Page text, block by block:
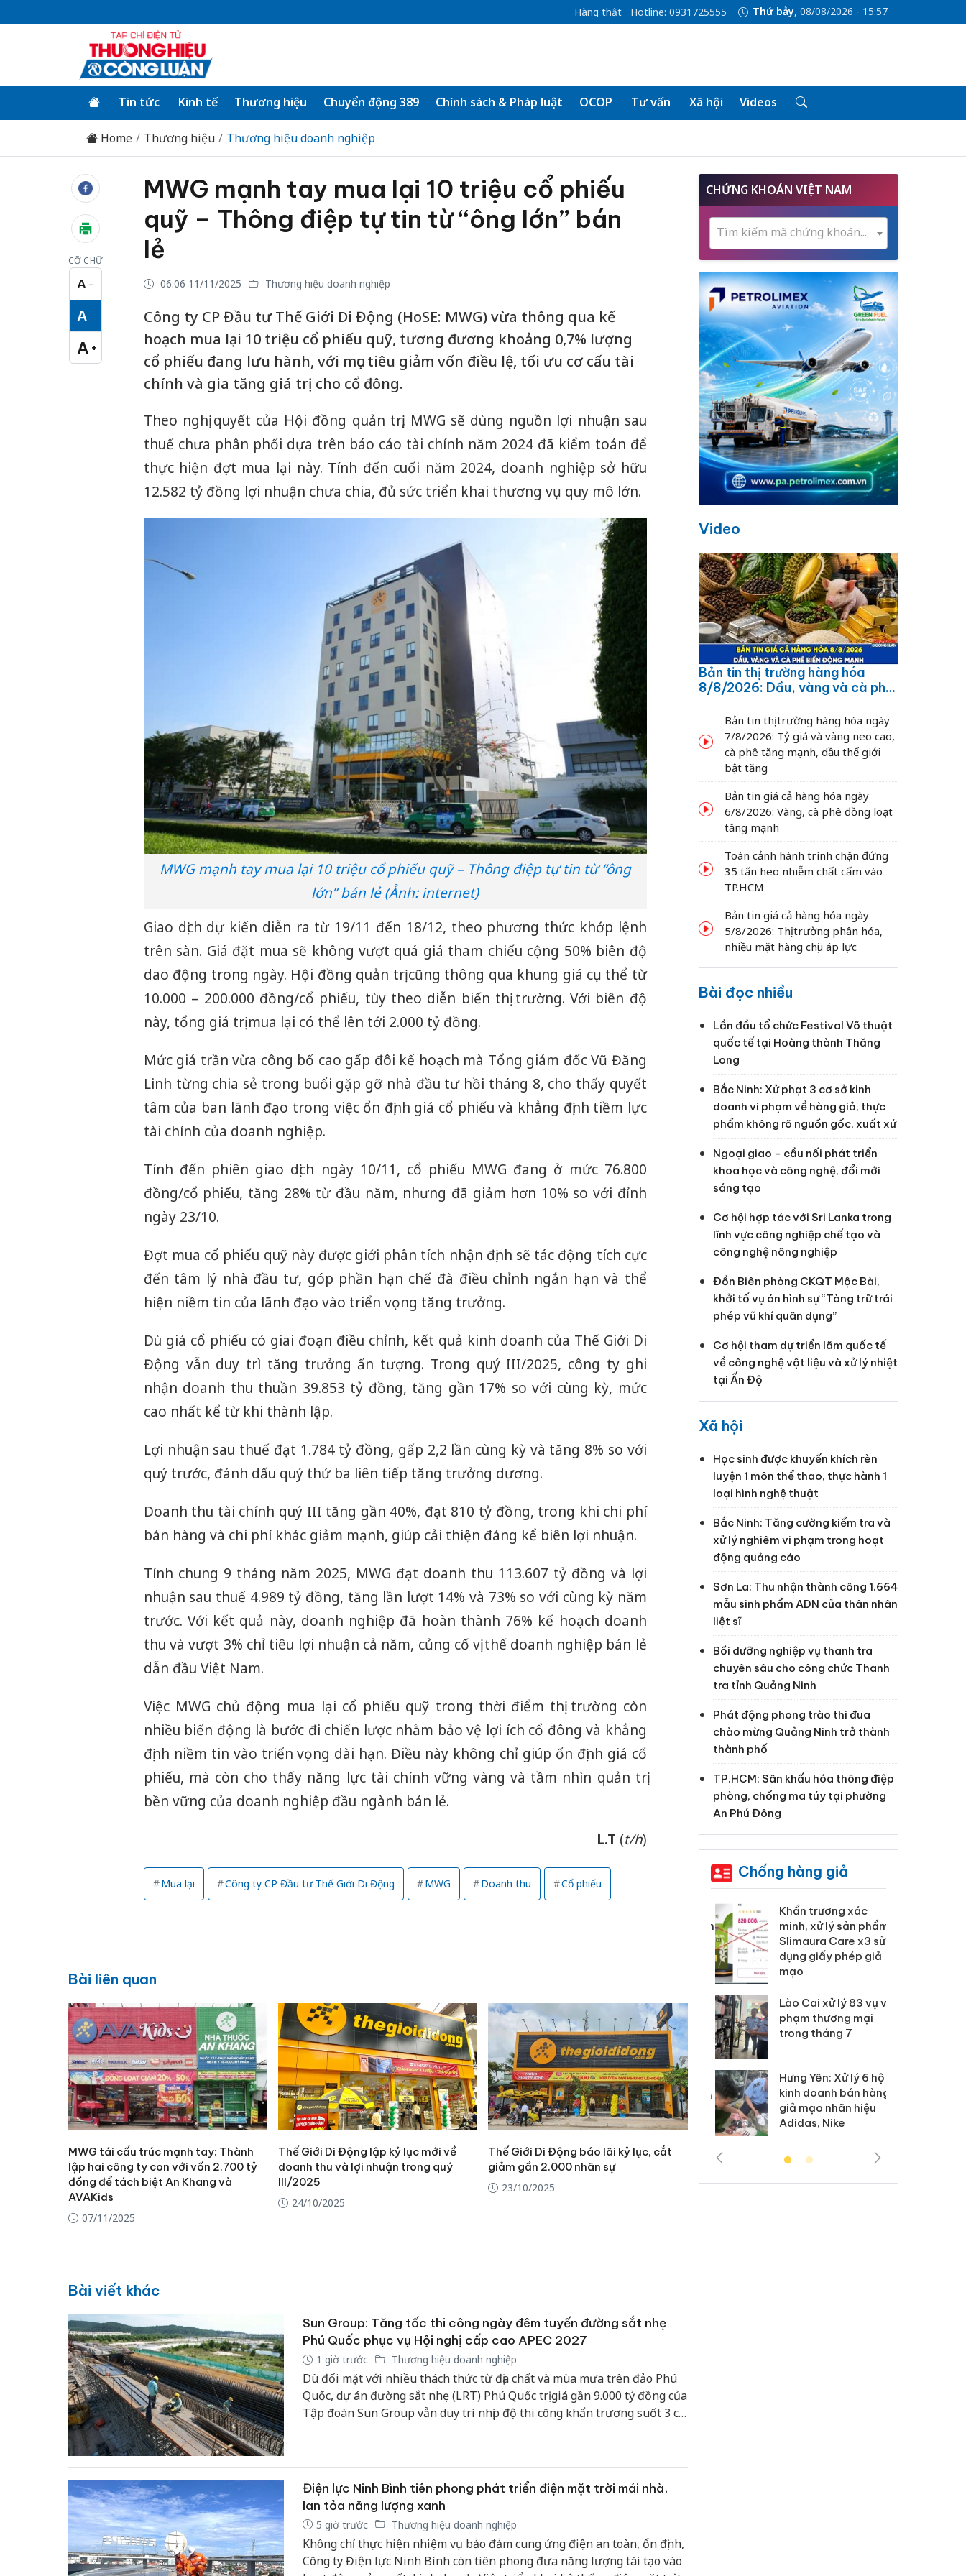
Hàng thật Hotline: 0931725555 Thứ bảy, 08/08/2026 - 15:57
Tin tức Kinh tế Thương hiệu Chuyển động 389 Chính sách & Pháp luật OCOP Tư vấn Xã hội Videos
Home Thương hiệu Thương hiệu doanh nghiệp
CỠ CHỮ
A −
Cỡ chữ nhỏ
A
Cỡ chữ vừa
A +
Cỡ chữ lớn
MWG mạnh tay mua lại 10 triệu cổ phiếu
quỹ – Thông điệp tự tin từ “ông lớn” bán
lẻ
06:06 11/11/2025 Thương hiệu doanh nghiệp
Công ty CP Đầu tư Thế Giới Di Động (HoSE: MWG) vừa thông qua kế
hoạch mua lại 10 triệu cổ phiếu quỹ, tương đương khoảng 0,7% lượng
cổ phiếu đang lưu hành, với mục tiêu giảm vốn điều lệ, tối ưu cơ cấu tài
chính và gia tăng giá trị cho cổ đông.
Theo nghị quyết của Hội đồng quản trị, MWG sẽ dùng nguồn lợi nhuận sau
thuế chưa phân phối dựa trên báo cáo tài chính năm 2024 đã kiểm toán để
thực hiện đợt mua lại này. Tính đến cuối năm 2024, doanh nghiệp sở hữu
12.582 tỷ đồng lợi nhuận chưa chia, đủ sức triển khai thương vụ quy mô lớn.
MWG mạnh tay mua lại 10 triệu cổ phiếu quỹ – Thông điệp tự tin từ “ông
lớn” bán lẻ (Ảnh: internet)
Giao dịch dự kiến diễn ra từ 19/11 đến 18/12, theo phương thức khớp lệnh
trên sàn. Giá đặt mua sẽ không vượt quá giá tham chiếu cộng 50% biên độ
dao động trong ngày. Hội đồng quản trị cũng thông qua khung giá cụ thể từ
10.000 – 200.000 đồng/cổ phiếu, tùy theo diễn biến thị trường. Với biên độ
này, tổng giá trị mua lại có thể lên tới 2.000 tỷ đồng.
Mức giá trần vừa công bố cao gấp đôi kế hoạch mà Tổng giám đốc Vũ Đăng
Linh từng chia sẻ trong buổi gặp gỡ nhà đầu tư hồi tháng 8, cho thấy quyết
tâm của ban lãnh đạo trong việc ổn định giá cổ phiếu và khẳng định tiềm lực
tài chính của doanh nghiệp.
Tính đến phiên giao dịch ngày 10/11, cổ phiếu MWG đang ở mức 76.800
đồng/cổ phiếu, tăng 28% từ đầu năm, nhưng đã giảm hơn 10% so với đỉnh
ngày 23/10.
Đợt mua cổ phiếu quỹ này được giới phân tích nhận định sẽ tác động tích cực
đến tâm lý nhà đầu tư, góp phần hạn chế đà điều chỉnh ngắn hạn và thể
hiện niềm tin của lãnh đạo vào triển vọng tăng trưởng.
Dù giá cổ phiếu có giai đoạn điều chỉnh, kết quả kinh doanh của Thế Giới Di
Động vẫn duy trì tăng trưởng ấn tượng. Trong quý III/2025, công ty ghi
nhận doanh thu thuần 39.853 tỷ đồng, tăng gần 17% so với cùng kỳ, mức
cao nhất kể từ khi thành lập.
Lợi nhuận sau thuế đạt 1.784 tỷ đồng, gấp 2,2 lần cùng kỳ và tăng 8% so với
quý trước, đánh dấu quý thứ ba liên tiếp tăng trưởng dương.
Doanh thu tài chính quý III tăng gần 40%, đạt 810 tỷ đồng, trong khi chi phí
bán hàng và chi phí khác giảm mạnh, giúp cải thiện đáng kể biên lợi nhuận.
Tính chung 9 tháng năm 2025, MWG đạt doanh thu 113.607 tỷ đồng và lợi
nhuận sau thuế 4.989 tỷ đồng, tăng lần lượt 14% và 73% so với cùng kỳ năm
trước. Với kết quả này, doanh nghiệp đã hoàn thành 76% kế hoạch doanh
thu và vượt 3% chỉ tiêu lợi nhuận cả năm, củng cố vị thế doanh nghiệp bán lẻ
dẫn đầu Việt Nam.
Việc MWG chủ động mua lại cổ phiếu quỹ trong thời điểm thị trường còn
nhiều biến động là bước đi chiến lược nhằm bảo vệ lợi ích cổ đông và khẳng
định niềm tin vào triển vọng dài hạn. Điều này không chỉ giúp ổn định giá cổ
phiếu, mà còn cho thấy năng lực tài chính vững vàng và tầm nhìn quản trị
bền vững của doanh nghiệp đầu ngành bán lẻ.
L.T (t/h)
Mua lại Công ty CP Đầu tư Thế Giới Di Động MWG Doanh thu Cổ phiếu
Bài liên quan
MWG tái cấu trúc mạnh tay: Thành
lập hai công ty con với vốn 2.700 tỷ
đồng để tách biệt An Khang và
AVAKids
07/11/2025
Thế Giới Di Động lập kỷ lục mới về
doanh thu và lợi nhuận trong quý
III/2025
24/10/2025
Thế Giới Di Động báo lãi kỷ lục, cắt
giảm gần 2.000 nhân sự
23/10/2025
Bài viết khác
Sun Group: Tăng tốc thi công ngày đêm tuyến đường sắt nhẹ
Phú Quốc phục vụ Hội nghị cấp cao APEC 2027
1 giờ trước Thương hiệu doanh nghiệp
Dù đối mặt với nhiều thách thức từ địa chất và mùa mưa trên đảo Phú
Quốc, dự án đường sắt nhẹ (LRT) Phú Quốc trị giá gần 9.000 tỷ đồng của
Tập đoàn Sun Group vẫn duy trì nhịp độ thi công khẩn trương suốt 3 ca
đích vào giữa năm 2027, kết nối chuỗi hạ tầng phục vụ Hội nghị cấp cao
APEC 2027.
Điện lực Ninh Bình tiên phong phát triển điện mặt trời mái nhà,
lan tỏa năng lượng xanh
5 giờ trước Thương hiệu doanh nghiệp
Không chỉ thực hiện nhiệm vụ bảo đảm cung ứng điện an toàn, ổn định,
Công ty Điện lực Ninh Bình còn tiên phong đưa năng lượng tái tạo vào
CHỨNG KHOÁN VIỆT NAM
Tìm kiếm mã chứng khoán...
Video
Bản tin thị trường hàng hóa
8/8/2026: Dầu, vàng và cà phê
Bản tin thị trường hàng hóa ngày
7/8/2026: Tỷ giá và vàng neo cao,
cà phê tăng mạnh, dầu thế giới
bật tăng
Bản tin giá cả hàng hóa ngày
6/8/2026: Vàng, cà phê đồng loạt
tăng mạnh
Toàn cảnh hành trình chặn đứng
35 tấn heo nhiễm chất cấm vào
TP.HCM
Bản tin giá cả hàng hóa ngày
5/8/2026: Thị trường phân hóa,
nhiều mặt hàng chịu áp lực
Bài đọc nhiều
Lần đầu tổ chức Festival Võ thuật
quốc tế tại Hoàng thành Thăng
Long
Bắc Ninh: Xử phạt 3 cơ sở kinh
doanh vi phạm về hàng giả, thực
phẩm không rõ nguồn gốc, xuất xứ
Ngoại giao - cầu nối phát triển
khoa học và công nghệ, đổi mới
sáng tạo
Cơ hội hợp tác với Sri Lanka trong
lĩnh vực công nghiệp chế tạo và
công nghệ nông nghiệp
Đồn Biên phòng CKQT Mộc Bài,
khởi tố vụ án hình sự “Tàng trữ trái
phép vũ khí quân dụng”
Cơ hội tham dự triển lãm quốc tế
về công nghệ vật liệu và xử lý nhiệt
tại Ấn Độ
Xã hội
Học sinh được khuyến khích rèn
luyện 1 môn thể thao, thực hành 1
loại hình nghệ thuật
Bắc Ninh: Tăng cường kiểm tra và
xử lý nghiêm vi phạm trong hoạt
động quảng cáo
Sơn La: Thu nhận thành công 1.664
mẫu sinh phẩm ADN của thân nhân
liệt sĩ
Bồi dưỡng nghiệp vụ thanh tra
chuyên sâu cho công chức Thanh
tra tỉnh Quảng Ninh
Phát động phong trào thi đua
chào mừng Quảng Ninh trở thành
thành phố
TP.HCM: Sân khấu hóa thông điệp
phòng, chống ma túy tại phường
An Phú Đông
Chống hàng giả
Công an Thanh Hóa
tìm bị hại trong vụ
án sản xuất, buôn
bán yến sào giả
Thanh Hóa: Tìm bị
hại trong vụ án buôn
bán bình sữa
Moyuum giả
Khẩn trương xác
minh, xử lý sản phẩm
Slimaura Care x3 sử
dụng giấy phép giả
mạo
Lào Cai xử lý 83 vụ vi
phạm thương mại
trong tháng 7
Hưng Yên: Xử lý 6 hộ
kinh doanh bán hàng
giả mạo nhãn hiệu
Adidas, Nike